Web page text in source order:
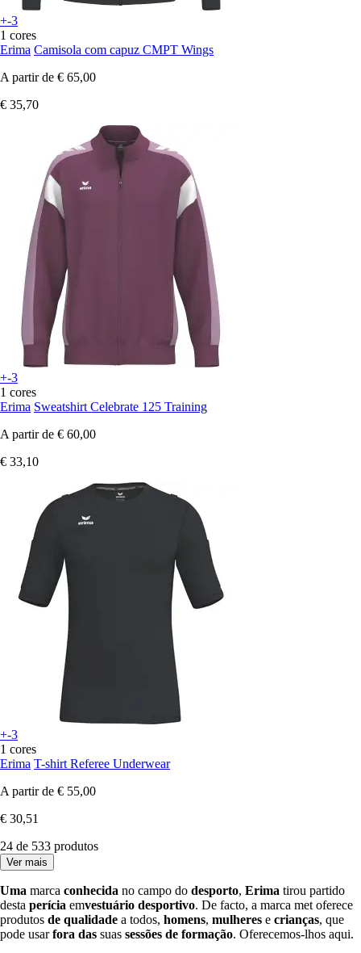
+-3
1 cores
Erima Camisola com capuz CMPT Wings
A partir de € 65,00
€ 35,70
+-3
1 cores
Erima Sweatshirt Celebrate 125 Training
A partir de € 60,00
€ 33,10
+-3
1 cores
Erima T-shirt Referee Underwear
A partir de € 55,00
€ 30,51
24 de 533 produtos
Ver mais
Uma marca conhecida no campo do desporto, Erima tirou partido
desta perícia emvestuário desportivo. De facto, a marca met oferece
produtos de qualidade a todos, homens, mulheres e crianças, que
pode usarfora das suas sessões de formação. Oferecemos-lhos aqui.